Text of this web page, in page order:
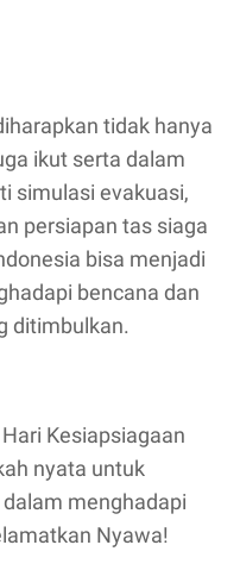
tidak hanya
ikut serta dalam
simulasi evakuasi,
persiapan tas siaga
bisa menjadi
bencana dan
ditimbulkan.
Kesiapsiagaan
nyata untuk
menghadapi
Nyawa!